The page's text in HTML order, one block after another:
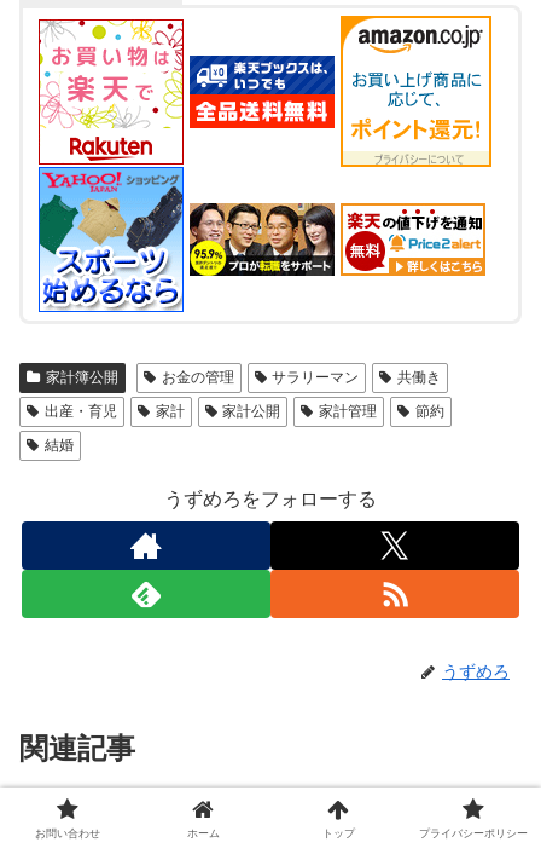
家計簿公開 お金の管理 サラリーマン
共働き
出産・育児
家計 家計公開 家計管理
節約
結婚
うずめろをフォローする
うずめろ
関連記事
【通常運転開始】共働き2025年9
お問い合わせ ホーム トップ プライバシーポリシー